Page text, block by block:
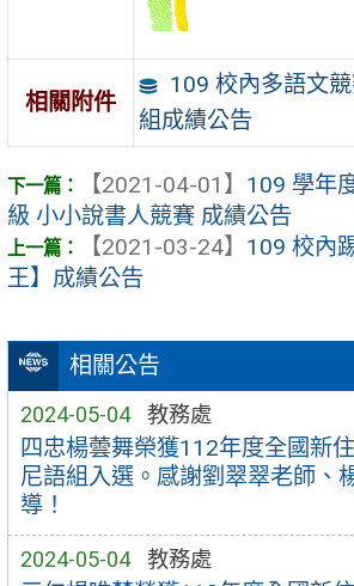
相關公告
2024-05-04 教務處
四忠楊蕓舞榮獲112年度全國新
尼語組入選。感謝劉翠翠老師、
導！
2024-05-04 教務處
相關附件
109 校內多語文競
組成績公告
【2021-04-01】 109 學年
級 小小說書人競賽 成績公告
【2021-03-24】 109 校內
王】成績公告